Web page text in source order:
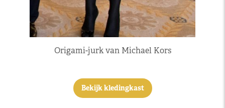
Origami-jurk van Michael Kors
Bekijk kledingkast